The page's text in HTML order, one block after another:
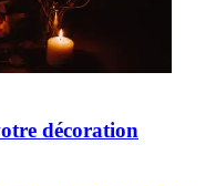
décoration